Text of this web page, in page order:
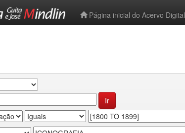
Página inicial do Acervo Digital